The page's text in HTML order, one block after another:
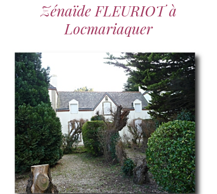
Zénaïde FLEURIOT à
Locmariaquer